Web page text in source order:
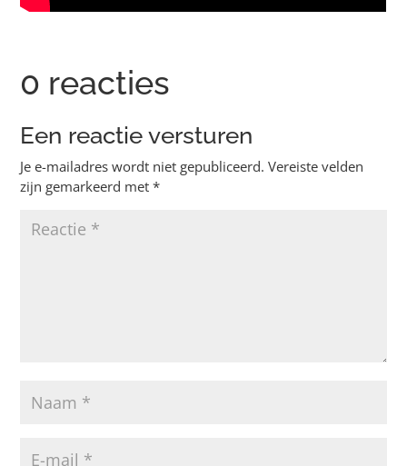
0 reacties
Een reactie versturen
Je e-mailadres wordt niet gepubliceerd. Vereiste velden
zijn gemarkeerd met*